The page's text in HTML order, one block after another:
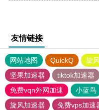
友情链接
网站地图 QuickQ 旋
坚果加速器
tiktok加速器
免费vqn外网加速
小蓝鸟
旋风加速器
免费vps加速